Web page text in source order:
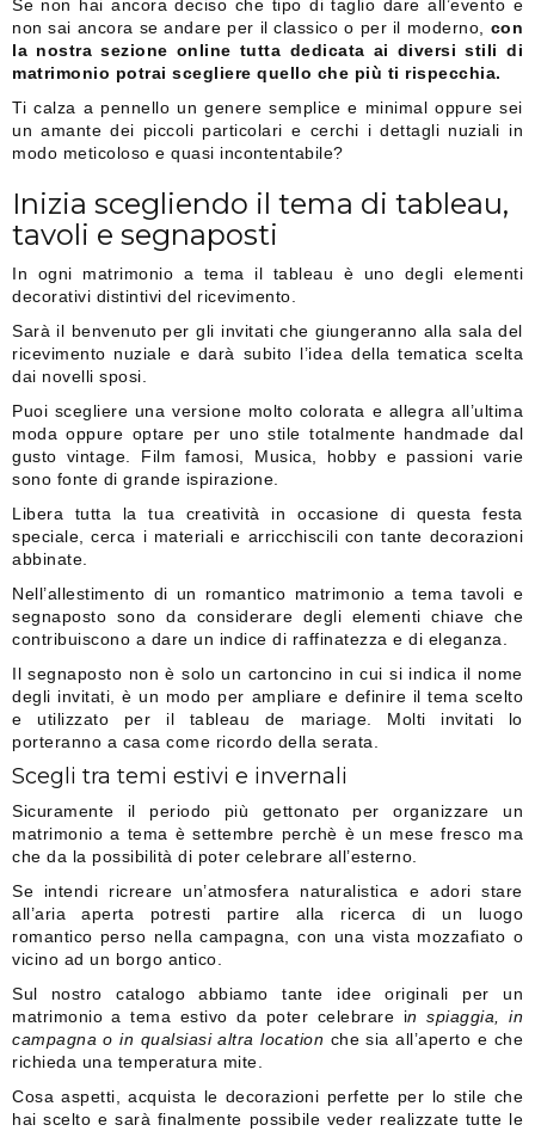
Se non hai ancora deciso che tipo di taglio dare all’evento e
non sai ancora se andare per il classico o per il moderno,
con
la nostra sezione online tutta dedicata ai diversi stili di
matrimonio potrai scegliere quello che più ti rispecchia.
Ti calza a pennello un genere semplice e minimal oppure sei
un amante dei piccoli particolari e cerchi i dettagli nuziali in
modo meticoloso e quasi incontentabile?
Inizia scegliendo il tema di tableau,
tavoli e segnaposti
In ogni matrimonio a tema il tableau è uno degli elementi
decorativi distintivi del ricevimento.
Sarà il benvenuto per gli invitati che giungeranno alla sala del
ricevimento nuziale e darà subito l’idea della tematica scelta
dai novelli sposi.
Puoi scegliere una versione molto colorata e allegra all’ultima
moda oppure optare per uno stile totalmente handmade dal
gusto vintage. Film famosi, Musica, hobby e passioni varie
sono fonte di grande ispirazione.
Libera tutta la tua creatività in occasione di questa festa
speciale, cerca i materiali e arricchiscili con tante decorazioni
abbinate.
Nell’allestimento di un romantico matrimonio a tema tavoli e
segnaposto sono da considerare degli elementi chiave che
contribuiscono a dare un indice di raffinatezza e di eleganza.
Il segnaposto non è solo un cartoncino in cui si indica il nome
degli invitati, è un modo per ampliare e definire il tema scelto
e utilizzato per il tableau de mariage. Molti invitati lo
porteranno a casa come ricordo della serata.
Scegli tra temi estivi e invernali
Sicuramente il periodo più gettonato per organizzare un
matrimonio a tema è settembre perchè è un mese fresco ma
che da la possibilità di poter celebrare all’esterno.
Se intendi ricreare un’atmosfera naturalistica e adori stare
all’aria aperta potresti partire alla ricerca di un luogo
romantico perso nella campagna, con una vista mozzafiato o
vicino ad un borgo antico.
Sul nostro catalogo abbiamo tante idee originali per un
matrimonio a tema estivo da poter celebrare in spiaggia, in
campagna o in qualsiasi altra location che sia all’aperto e che
richieda una temperatura mite.
Cosa aspetti, acquista le decorazioni perfette per lo stile che
hai scelto e sarà finalmente possibile veder realizzate tutte le